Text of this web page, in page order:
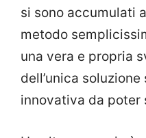
si sono accumulati
metodo
una vera e propria
dell’unica
innovativa da poter